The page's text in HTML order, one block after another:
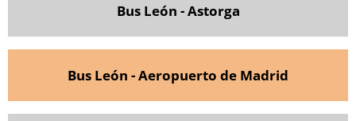
Bus León - Astorga
Bus León - Aeropuerto de Madrid